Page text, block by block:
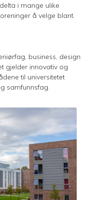
i mange ulike
å velge blant.
business, design
gjelder innovativ og
til universitetet
samfunnsfag.